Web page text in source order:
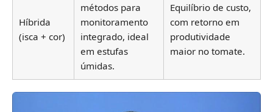
Híbrida
(isca + cor)
métodos para
monitoramento
integrado, ideal
em estufas
úmidas.
Equilíbrio de custo,
com retorno em
produtividade
maior no tomate.